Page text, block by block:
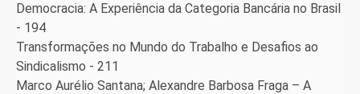
Democracia: A Experiência da Categoria Bancária no Brasil
- 194
Transformações no Mundo do Trabalho e Desafios ao
Sindicalismo - 211
Marco Aurélio Santana; Alexandre Barbosa Fraga – A